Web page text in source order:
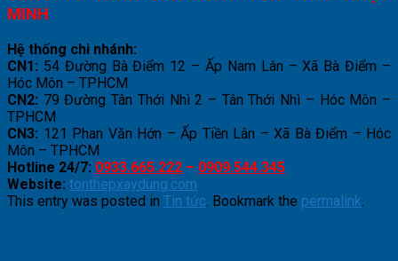
MINH
Hệ thống chi nhánh:
CN1: 54 Đường Bà Điểm 12 – Ấp Nam Lân – Xã Bà Điểm –
Hóc Môn – TPHCM
CN2: 79 Đường Tân Thới Nhì 2 – Tân Thới Nhì – Hóc Môn –
TPHCM
CN3: 121 Phan Văn Hớn – Ấp Tiền Lân – Xã Bà Điểm – Hóc
Môn – TPHCM
Hotline 24/7: 0933.665.222 – 0909.544.345
Website: tonthepxaydung.com
This entry was posted in Tin tức . Bookmark the permalink